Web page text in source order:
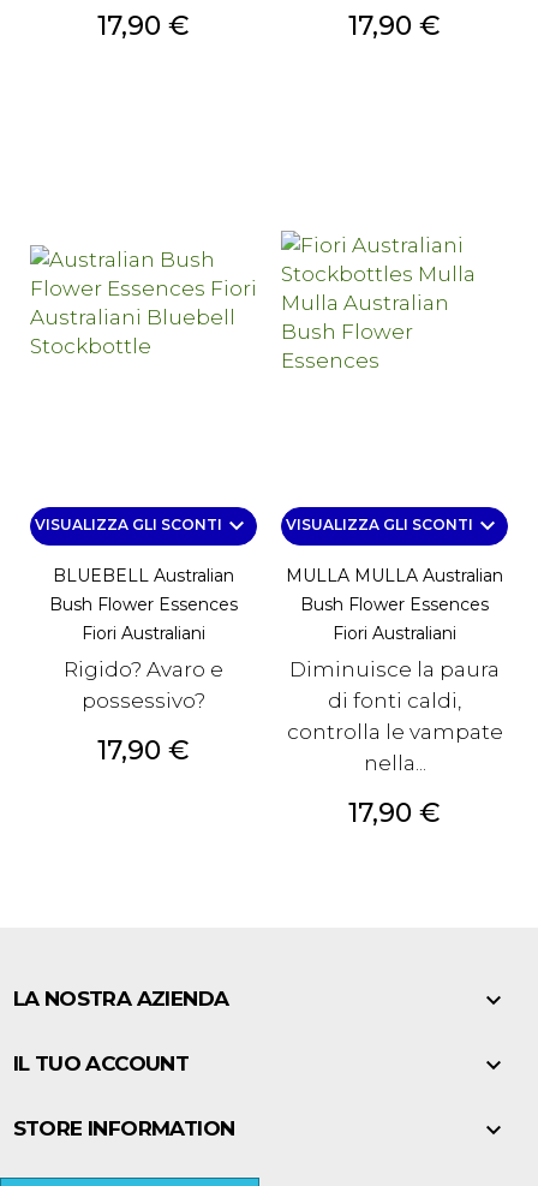
Prezzo
17,90 € Prezzo
17,90 €
VISUALIZZA GLI SCONTI keyboard_arrow_down
BLUEBELL Australian
Bush Flower Essences
Fiori Australiani
Rigido? Avaro e
possessivo?
Prezzo
17,90 €
VISUALIZZA GLI SCONTI keyboard_arrow_down
MULLA MULLA Australian
Bush Flower Essences
Fiori Australiani
Diminuisce la paura
di fonti caldi,
controlla le vampate
nella...
Prezzo
17,90 €
LA NOSTRA AZIENDA 
IL TUO ACCOUNT 
STORE INFORMATION 